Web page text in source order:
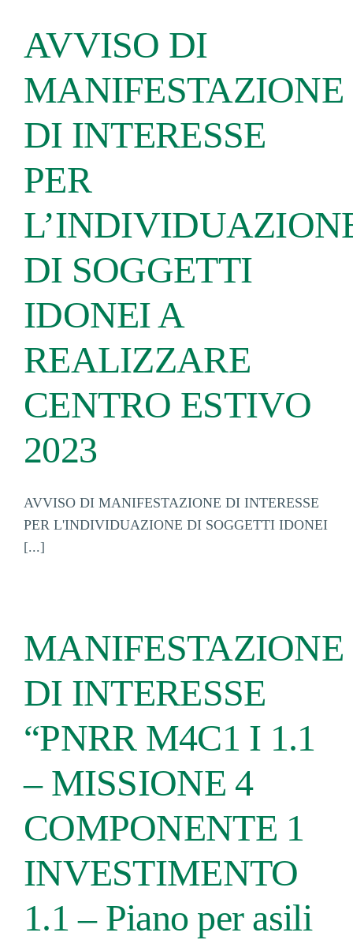
AVVISO DI
MANIFESTAZIONE
DI INTERESSE
PER
DI SOGGETTI
IDONEI A
REALIZZARE
CENTRO ESTIVO
2023
AVVISO DI MANIFESTAZIONE DI INTERESSE
PER L'INDIVIDUAZIONE DI SOGGETTI IDONEI
[...]
MANIFESTAZIONE
DI INTERESSE
“PNRR M4C1 I 1.1
– MISSIONE 4
COMPONENTE 1
INVESTIMENTO
1.1 – Piano per asili